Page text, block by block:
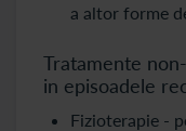
a altor forme
Tratamente
in episoadele
Fizioterapie -